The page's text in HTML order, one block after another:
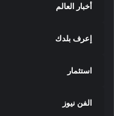
أخبار العالم
إعرف بلدك
استثمار
الفن نيوز